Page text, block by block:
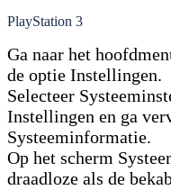
PlayStation 3
Ga naar het
de optie Instellingen.
Selecteer
Instellingen en ga
Systeeminformatie.
Op het scherm
draadloze als de